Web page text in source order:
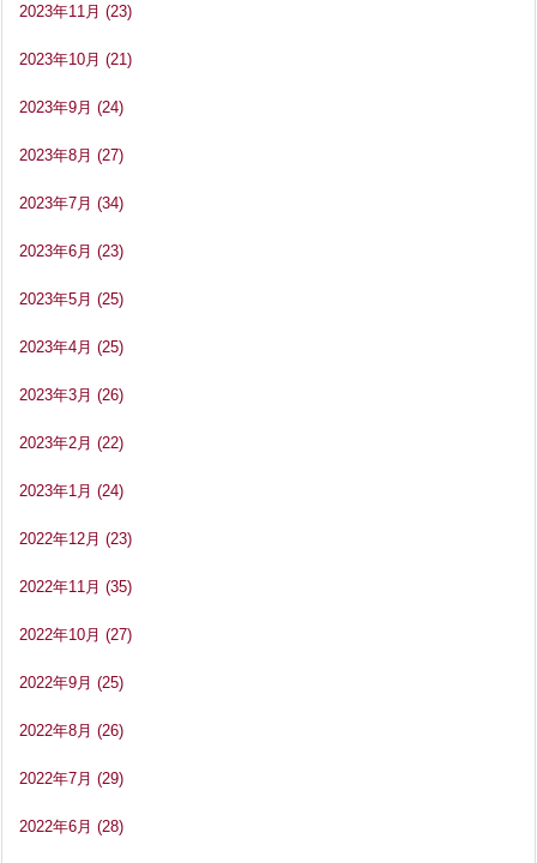
2023年11月 (23)
2023年10月 (21)
2023年9月 (24)
2023年8月 (27)
2023年7月 (34)
2023年6月 (23)
2023年5月 (25)
2023年4月 (25)
2023年3月 (26)
2023年2月 (22)
2023年1月 (24)
2022年12月 (23)
2022年11月 (35)
2022年10月 (27)
2022年9月 (25)
2022年8月 (26)
2022年7月 (29)
2022年6月 (28)